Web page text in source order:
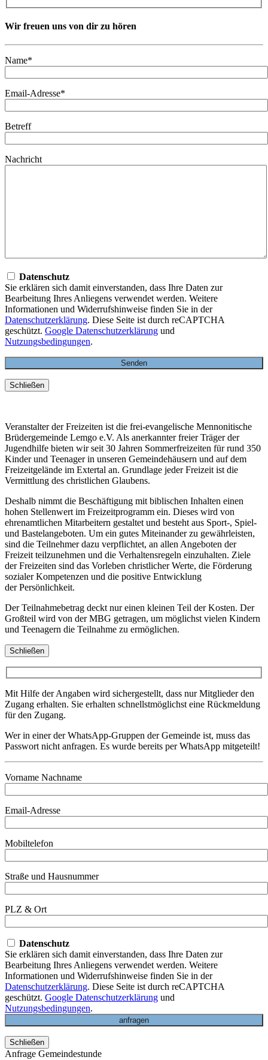
Wir freuen uns von dir zu hören
Name*
Email-Adresse*
Betreff
Nachricht
Datenschutz
Sie erklären sich damit einverstanden, dass Ihre Daten zur
Bearbeitung Ihres Anliegens verwendet werden. Weitere
Informationen und Widerrufshinweise finden Sie in der
Datenschutzerklärung. Diese Seite ist durch reCAPTCHA
geschützt. Google Datenschutzerklärung und
Nutzungsbedingungen.
Schließen
Veranstalter der Freizeiten ist die frei-evangelische Mennonitische
Brüdergemeinde Lemgo e.V. Als anerkannter freier Träger der
Jugendhilfe bieten wir seit 30 Jahren Sommerfreizeiten für rund 350
Kinder und Teenager in unseren Gemeindehäusern und auf dem
Freizeitgelände im Extertal an. Grundlage jeder Freizeit ist die
Vermittlung des christlichen Glaubens.
Deshalb nimmt die Beschäftigung mit biblischen Inhalten einen
hohen Stellenwert im Freizeitprogramm ein. Dieses wird von
ehrenamtlichen Mitarbeitern gestaltet und besteht aus Sport-, Spiel-
und Bastelangeboten. Um ein gutes Miteinander zu gewährleisten,
sind die Teilnehmer dazu verpflichtet, an allen Angeboten der
Freizeit teilzunehmen und die Verhaltensregeln einzuhalten. Ziele
der Freizeiten sind das Vorleben christlicher Werte, die Förderung
sozialer Kompetenzen und die positive Entwicklung
der Persönlichkeit.
Der Teilnahmebetrag deckt nur einen kleinen Teil der Kosten. Der
Großteil wird von der MBG getragen, um möglichst vielen Kindern
und Teenagern die Teilnahme zu ermöglichen.
Schließen
Mit Hilfe der Angaben wird sichergestellt, dass nur Mitglieder den
Zugang erhalten. Sie erhalten schnellstmöglichst eine Rückmeldung
für den Zugang.
Wer in einer der WhatsApp-Gruppen der Gemeinde ist, muss das
Passwort nicht anfragen. Es wurde bereits per WhatsApp mitgeteilt!
Vorname Nachname
Email-Adresse
Mobiltelefon
Straße und Hausnummer
PLZ & Ort
Datenschutz
Sie erklären sich damit einverstanden, dass Ihre Daten zur
Bearbeitung Ihres Anliegens verwendet werden. Weitere
Informationen und Widerrufshinweise finden Sie in der
Datenschutzerklärung. Diese Seite ist durch reCAPTCHA
geschützt. Google Datenschutzerklärung und
Nutzungsbedingungen.
Schließen
Anfrage Gemeindestunde